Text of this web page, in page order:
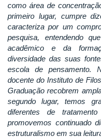
como área de
primeiro lugar, cumpre
caracteriza por um
pesquisa, entendendo
acadêmico e da
diversidade das suas
escola de pensamento.
docente do Instituto de
Graduação recobrem
segundo lugar, temos
diferentes de
promovemos continuado
estruturalismo em sua